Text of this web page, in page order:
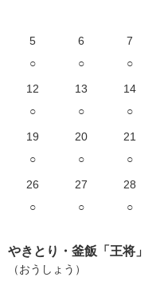
5
○
6
○
7
○
12
○
13
○
14
○
19
○
20
○
21
○
26
○
27
○
28
○
やきとり・釜飯「王将」
（おうしょう）